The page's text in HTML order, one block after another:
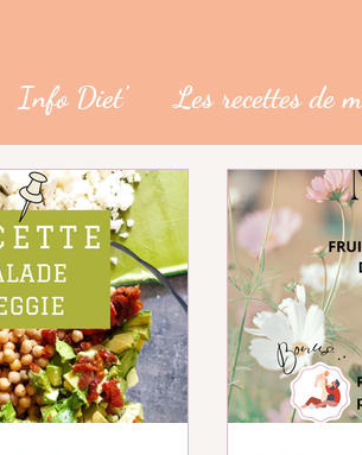
Info Diet' Les recettes de
DME De la fourche à la
je vous aider ? Partage de